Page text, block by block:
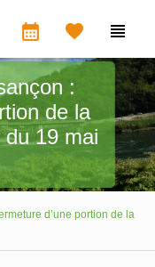
calendar_month  
:
de la
19 mai
d’une portion de la